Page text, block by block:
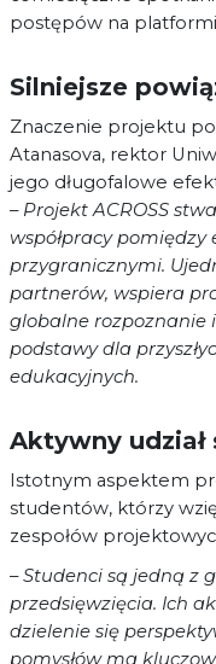
postępów na
Silniejsze
Znaczenie projektu
Atanasova, rektor
jego długofalowe
– Projekt ACROSS
współpracy
przygranicznymi.
partnerów, wspiera
globalne rozpoznanie
podstawy dla
edukacyjnych.
Aktywny udział
Istotnym aspektem
studentów, którzy
zespołów
– Studenci są jedną z
przedsięwzięcia. Ich
dzielenie się
pomysłów ma